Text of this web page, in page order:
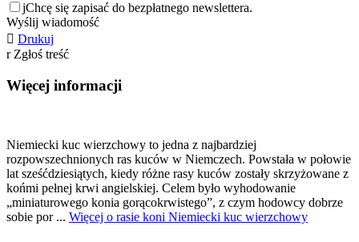
jChcę się zapisać do bezpłatnego newslettera.
Wyślij wiadomość
 Drukuj
r Zgłoś treść
Więcej informacji
Niemiecki kuc wierzchowy to jedna z najbardziej
rozpowszechnionych ras kuców w Niemczech. Powstała w połowie
lat sześćdziesiątych, kiedy różne rasy kuców zostały skrzyżowane z
końmi pełnej krwi angielskiej. Celem było wyhodowanie
„miniaturowego konia gorącokrwistego”, z czym hodowcy dobrze
sobie por ... Więcej o rasie koni Niemiecki kuc wierzchowy